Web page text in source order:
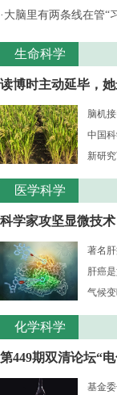
· 大脑里有两条线在管“
生命科学
读博时主动延毕，
脑机
中国
新研
医学科学
科学家攻坚显微技
著名
肝癌
气候
化学科学
第449期双清论坛“
基金